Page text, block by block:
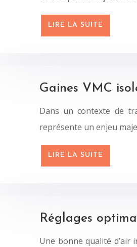
LIRE LA SUITE
Gaines VMC
Dans un contexte de
représente un enjeu
LIRE LA SUITE
Réglages
Une bonne qualité